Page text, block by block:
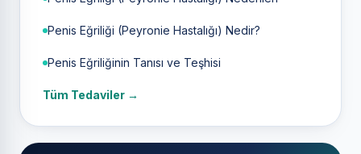
Penis Eğriliği (Peyronie Hastalığı) Nedir?
Penis Eğriliğinin Tanısı ve Teşhisi
Tüm Tedaviler →